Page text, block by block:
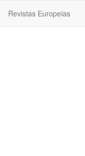
Revistas Europeias